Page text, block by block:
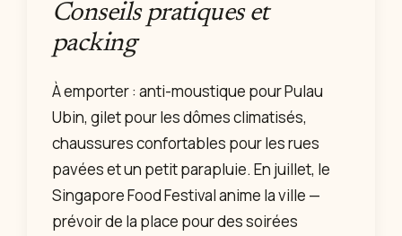
Conseils pratiques et
packing
À emporter : anti-moustique pour Pulau
Ubin, gilet pour les dômes climatisés,
chaussures confortables pour les rues
pavées et un petit parapluie. En juillet, le
Singapore Food Festival anime la ville —
prévoir de la place pour des soirées